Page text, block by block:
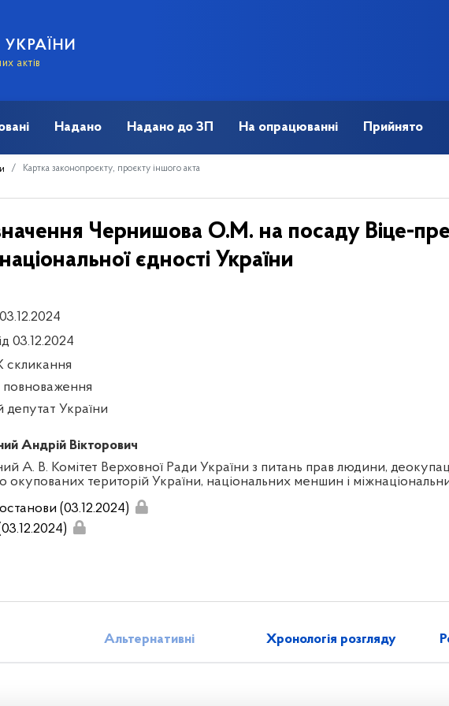
актів
Надано Надано до ЗП На опрацюванні Прийнято
Картка законопроєкту, проєкту іншого акта
Чернишова О.М. на посаду Віце-
єдності України
03.12.2024
скликання
повноваження
депутат України
Андрій Вікторович
А. В. Комітет Верховної Ради України з питань прав людини,
окупованих територій України, національних меншин і
(03.12.2024)
Альтернативні Хронологія розгляду